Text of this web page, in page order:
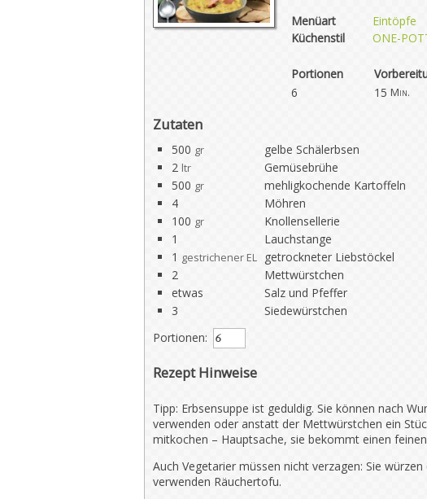
Menüart
Eintöpfe
Küchenstil
ONE-
Portionen
6
15 Min.
Zutaten
500 gr
gelbe Schälerbsen
2 ltr
Gemüsebrühe
500 gr
mehligkochende Kartoffeln
4
Möhren
100 gr
Knollensellerie
1
Lauchstange
1 gestrichener EL
getrockneter Liebstöckel
2
Mettwürstchen
etwas
Salz und Pfeffer
3
Siedewürstchen
Portionen:
Rezept Hinweise
Tipp: Erbsensuppe ist geduldig. Sie können nach
verwenden oder anstatt der Mettwürstchen ein
mitkochen – Hauptsache, sie bekommt einen
Auch Vegetarier müssen nicht verzagen: Sie
verwenden Räuchertofu.